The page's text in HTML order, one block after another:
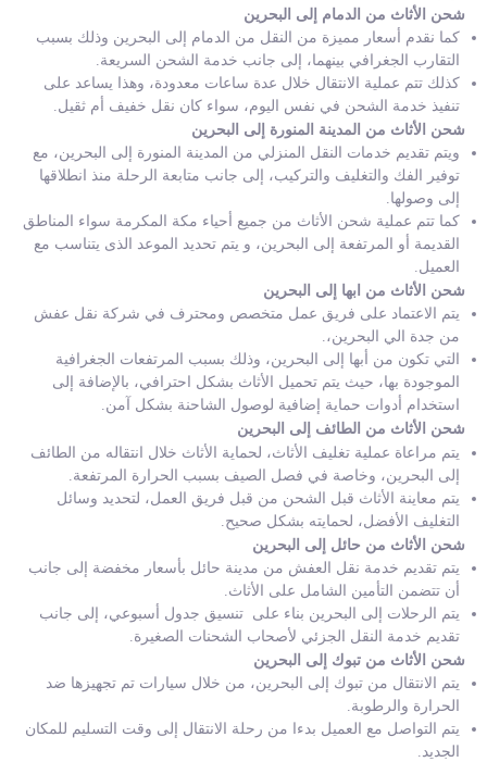
شحن الأثاث من الدمام إلى البحرين
كما نقدم أسعار مميزة من النقل من الدمام إلى البحرين وذلك بسبب
التقارب الجغرافي بينهما، إلى جانب خدمة الشحن السريعة.
كذلك تتم عملية الانتقال خلال عدة ساعات معدودة، وهذا يساعد على
تنفيذ خدمة الشحن في نفس اليوم، سواء كان نقل خفيف أم ثقيل.
شحن الأثاث من المدينة المنورة إلى البحرين
ويتم تقديم خدمات النقل المنزلي من المدينة المنورة إلى البحرين، مع
توفير الفك والتغليف والتركيب، إلى جانب متابعة الرحلة منذ انطلاقها
إلى وصولها.
كما تتم عملية شحن الأثاث من جميع أحياء مكة المكرمة سواء المناطق
القديمة أو المرتفعة إلى البحرين، و يتم تحديد الموعد الذى يتناسب مع
العميل.
شحن الأثاث من ابها إلى البحرين
يتم الاعتماد على فريق عمل متخصص ومحترف في شركة نقل عفش
من جدة الي البحرين،.
التي تكون من أبها إلى البحرين، وذلك بسبب المرتفعات الجغرافية
الموجودة بها، حيث يتم تحميل الأثاث بشكل احترافي، بالإضافة إلى
استخدام أدوات حماية إضافية لوصول الشاحنة بشكل آمن.
شحن الأثاث من الطائف إلى البحرين
يتم مراعاة عملية تغليف الأثاث، لحماية الأثاث خلال انتقاله من الطائف
إلى البحرين، وخاصة في فصل الصيف بسبب الحرارة المرتفعة.
يتم معاينة الأثاث قبل الشحن من قبل فريق العمل، لتحديد وسائل
التغليف الأفضل، لحمايته بشكل صحيح.
شحن الأثاث من حائل إلى البحرين
يتم تقديم خدمة نقل العفش من مدينة حائل بأسعار مخفضة إلى جانب
أن تتضمن التأمين الشامل على الأثاث.
يتم الرحلات إلى البحرين بناء على تنسيق جدول أسبوعي، إلى جانب
تقديم خدمة النقل الجزئي لأصحاب الشحنات الصغيرة.
شحن الأثاث من تبوك إلى البحرين
يتم الانتقال من تبوك إلى البحرين، من خلال سيارات تم تجهيزها ضد
الحرارة والرطوبة.
يتم التواصل مع العميل بدءا من رحلة الانتقال إلى وقت التسليم للمكان
الجديد.